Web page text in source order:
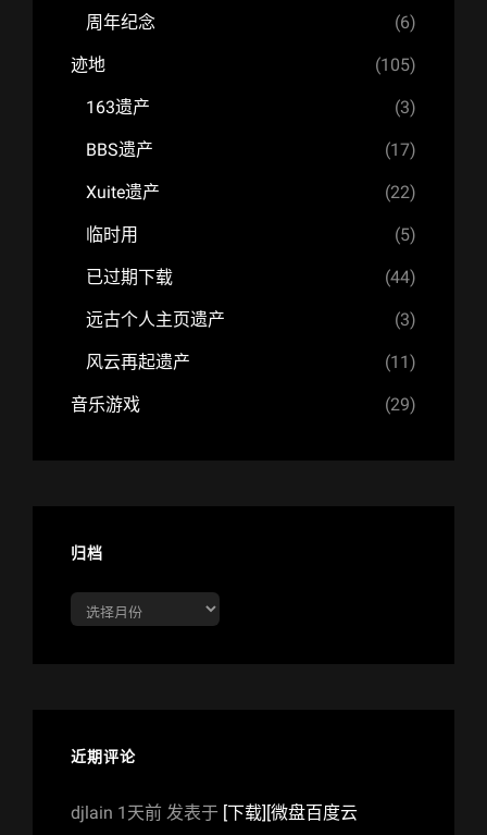
周年纪念 (6)
迹地 (105)
163遗产 (3)
BBS遗产 (17)
Xuite遗产 (22)
临时用 (5)
已过期下载 (44)
远古个人主页遗产 (3)
风云再起遗产 (11)
音乐游戏 (29)
归档
档
近期评论
djlain 1天前 发表于 [下载][微盘百度云